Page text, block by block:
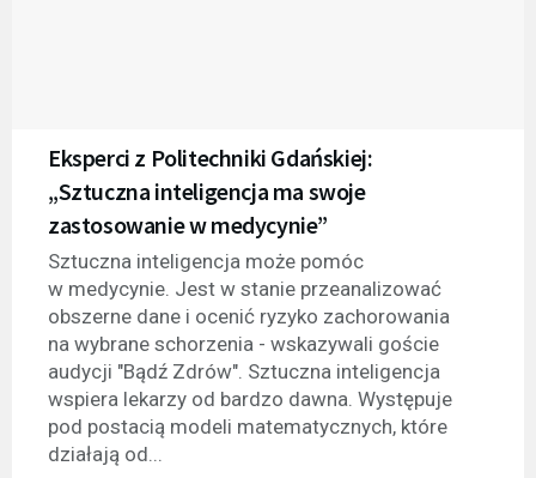
Eksperci z Politechniki Gdańskiej:
„Sztuczna inteligencja ma swoje
zastosowanie w medycynie”
Sztuczna inteligencja może pomóc
w medycynie. Jest w stanie przeanalizować
obszerne dane i ocenić ryzyko zachorowania
na wybrane schorzenia - wskazywali goście
audycji "Bądź Zdrów". Sztuczna inteligencja
wspiera lekarzy od bardzo dawna. Występuje
pod postacią modeli matematycznych, które
działają od...